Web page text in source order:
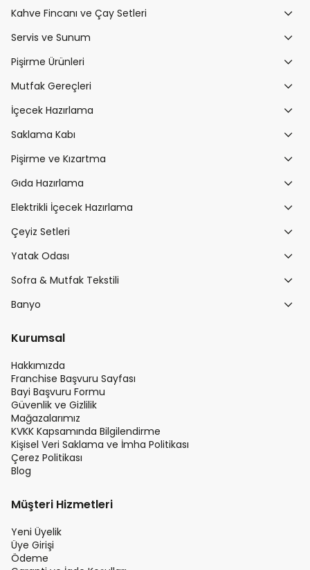
Kahve Fincanı ve Çay Setleri
Servis ve Sunum
Pişirme Ürünleri
Mutfak Gereçleri
İçecek Hazırlama
Saklama Kabı
Pişirme ve Kızartma
Gıda Hazırlama
Elektrikli İçecek Hazırlama
Çeyiz Setleri
Yatak Odası
Sofra & Mutfak Tekstili
Banyo
Kurumsal
Hakkımızda
Franchise Başvuru Sayfası
Bayi Başvuru Formu
Güvenlik ve Gizlilik
Mağazalarımız
KVKK Kapsamında Bilgilendirme
Kişisel Veri Saklama ve İmha Politikası
Çerez Politikası
Blog
Müşteri Hizmetleri
Yeni Üyelik
Üye Girişi
Ödeme